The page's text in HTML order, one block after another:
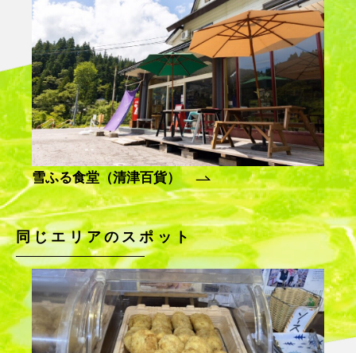
白羽毛ドリームファーム 米の
同じエリアのスポット